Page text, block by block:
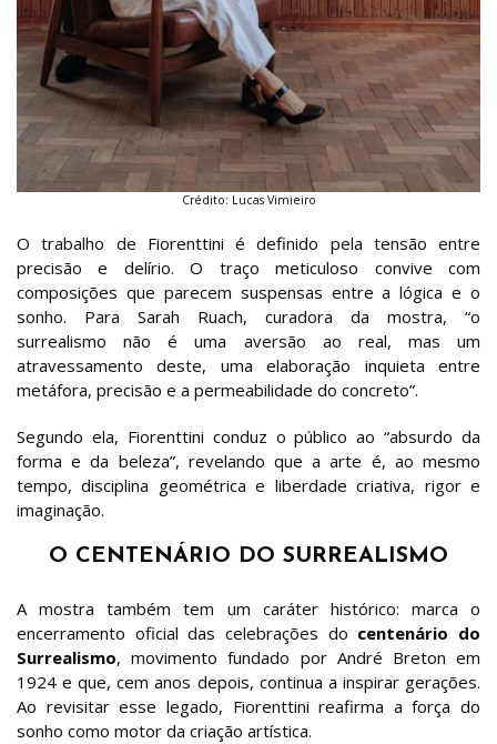
Crédito: Lucas Vimieiro
O trabalho de Fiorenttini é definido pela tensão entre
precisão e delírio. O traço meticuloso convive com
composições que parecem suspensas entre a lógica e o
sonho. Para Sarah Ruach, curadora da mostra, “o
surrealismo não é uma aversão ao real, mas um
atravessamento deste, uma elaboração inquieta entre
metáfora, precisão e a permeabilidade do concreto”.
Segundo ela, Fiorenttini conduz o público ao “absurdo da
forma e da beleza”, revelando que a arte é, ao mesmo
tempo, disciplina geométrica e liberdade criativa, rigor e
imaginação.
O CENTENÁRIO DO SURREALISMO
A mostra também tem um caráter histórico: marca o
encerramento oficial das celebrações do centenário do
Surrealismo, movimento fundado por André Breton em
1924 e que, cem anos depois, continua a inspirar gerações.
Ao revisitar esse legado, Fiorenttini reafirma a força do
sonho como motor da criação artística.